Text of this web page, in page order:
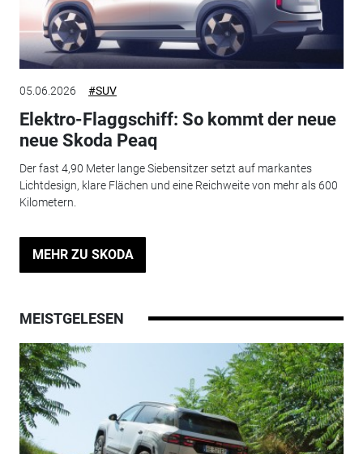
05.06.2026 #SUV
Elektro-Flaggschiff: So kommt der neue
neue Skoda Peaq
Der fast 4,90 Meter lange Siebensitzer setzt auf markantes
Lichtdesign, klare Flächen und eine Reichweite von mehr als 600
Kilometern.
MEHR ZU SKODA
MEISTGELESEN